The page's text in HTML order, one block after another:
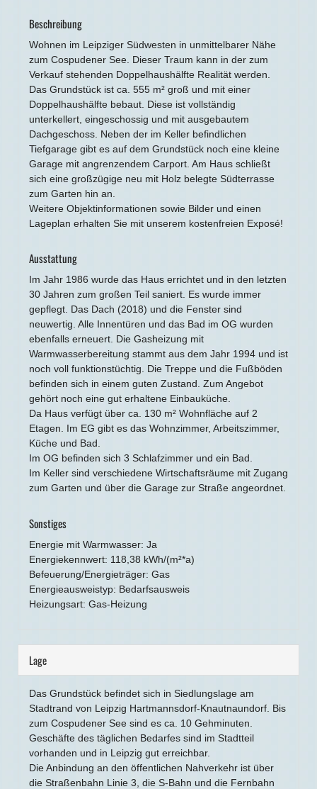
Beschreibung
Wohnen im Leipziger Südwesten in unmittelbarer Nähe
zum Cospudener See. Dieser Traum kann in der zum
Verkauf stehenden Doppelhaushälfte Realität werden.
Das Grundstück ist ca. 555 m² groß und mit einer
Doppelhaushälfte bebaut. Diese ist vollständig
unterkellert, eingeschossig und mit ausgebautem
Dachgeschoss. Neben der im Keller befindlichen
Tiefgarage gibt es auf dem Grundstück noch eine kleine
Garage mit angrenzendem Carport. Am Haus schließt
sich eine großzügige neu mit Holz belegte Südterrasse
zum Garten hin an.
Weitere Objektinformationen sowie Bilder und einen
Lageplan erhalten Sie mit unserem kostenfreien Exposé!
Ausstattung
Im Jahr 1986 wurde das Haus errichtet und in den letzten
30 Jahren zum großen Teil saniert. Es wurde immer
gepflegt. Das Dach (2018) und die Fenster sind
neuwertig. Alle Innentüren und das Bad im OG wurden
ebenfalls erneuert. Die Gasheizung mit
Warmwasserbereitung stammt aus dem Jahr 1994 und ist
noch voll funktionstüchtig. Die Treppe und die Fußböden
befinden sich in einem guten Zustand. Zum Angebot
gehört noch eine gut erhaltene Einbauküche.
Da Haus verfügt über ca. 130 m² Wohnfläche auf 2
Etagen. Im EG gibt es das Wohnzimmer, Arbeitszimmer,
Küche und Bad.
Im OG befinden sich 3 Schlafzimmer und ein Bad.
Im Keller sind verschiedene Wirtschaftsräume mit Zugang
zum Garten und über die Garage zur Straße angeordnet.
Sonstiges
Energie mit Warmwasser: Ja
Energiekennwert: 118,38 kWh/(m²*a)
Befeuerung/Energieträger: Gas
Energieausweistyp: Bedarfsausweis
Heizungsart: Gas-Heizung
Lage
Das Grundstück befindet sich in Siedlungslage am
Stadtrand von Leipzig Hartmannsdorf-Knautnaundorf. Bis
zum Cospudener See sind es ca. 10 Gehminuten.
Geschäfte des täglichen Bedarfes sind im Stadtteil
vorhanden und in Leipzig gut erreichbar.
Die Anbindung an den öffentlichen Nahverkehr ist über
die Straßenbahn Linie 3, die S-Bahn und die Fernbahn